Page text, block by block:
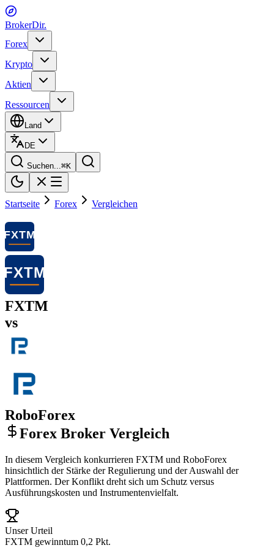
BrokerDir.
Forex
Krypto
Aktien
Ressourcen
Land
DE
Suchen...⌘K
Startseite Forex Vergleichen
FXTM
vs
RoboForex
Forex Broker Vergleich
In diesem Vergleich konkurrieren FXTM und RoboForex
hinsichtlich der Stärke der Regulierung und der Auswahl der
Plattformen. Der Konflikt dreht sich um Schutz versus
Ausführungskosten und Instrumentenvielfalt.
Unser Urteil
FXTM gewinntum 0,2 Pkt.